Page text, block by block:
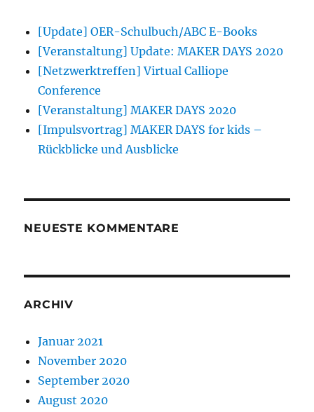
[Update] OER-Schulbuch/ABC E-Books
[Veranstaltung] Update: MAKER DAYS 2020
[Netzwerktreffen] Virtual Calliope
Conference
[Veranstaltung] MAKER DAYS 2020
[Impulsvortrag] MAKER DAYS for kids –
Rückblicke und Ausblicke
NEUESTE KOMMENTARE
ARCHIV
Januar 2021
November 2020
September 2020
August 2020